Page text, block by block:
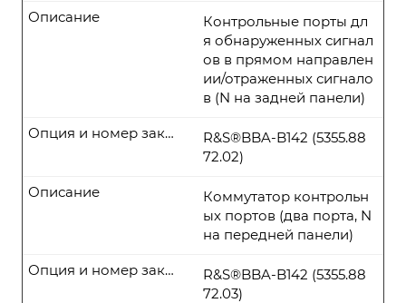
Контрольные порты дл
я обнаруженных сигнал
ов в прямом направлен
ии/отраженных сигнало
в (N на задней панели)
Описание
R&S®BBA-B142 (5355.88
72.02)
Опция и номер заказа
Коммутатор контрольн
ых портов (два порта, N
на передней панели)
Описание
R&S®BBA-B142 (5355.88
72.03)
Опция и номер заказа